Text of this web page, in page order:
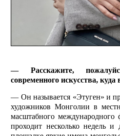
— Расскажите,
современного искусства, куда
— Он называется «Этуген» и
художников Монголии в
масштабного международного
проходит несколько недель и